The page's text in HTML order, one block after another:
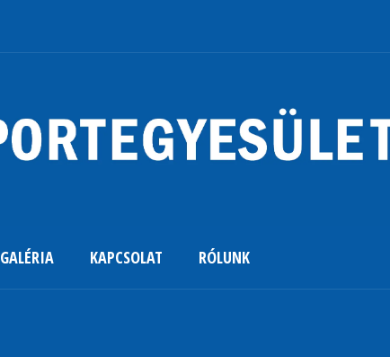
GALÉRIA KAPCSOLAT RÓLUNK